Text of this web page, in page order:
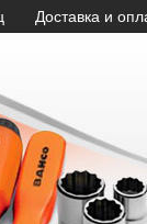
Доставка и